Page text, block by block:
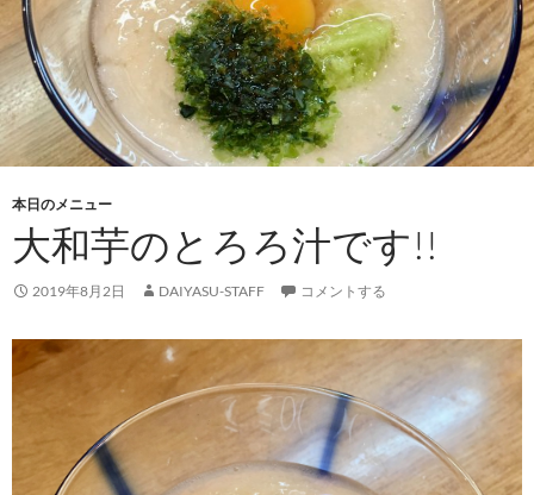
ス
キ
ッ
プ
本日のメニュー
大和芋のとろろ汁です!!
2019年8月2日 DAIYASU-STAFF コメントする